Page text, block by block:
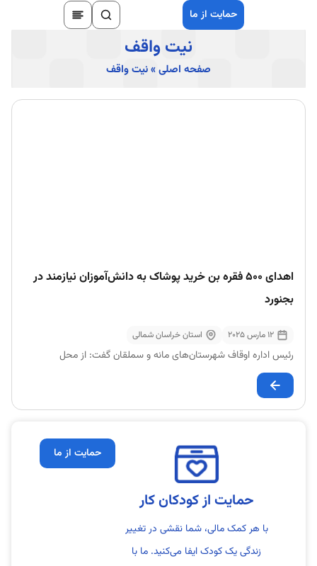
حمایت از ما
نیت واقف
صفحه اصلی»نیت واقف
اهدای ۵۰۰ فقره بن خرید پوشاک به دانش‌آموزان نیازمند در
بجنورد
12 مارس 2025 استان خراسان شمالی
رئیس اداره اوقاف شهرستان‌های مانه و سملقان گفت: از محل
حمایت از کودکان کار
با هر کمک مالی، شما نقشی در تغییر
زندگی یک کودک ایفا می‌کنید. ما با
حمایت از ما